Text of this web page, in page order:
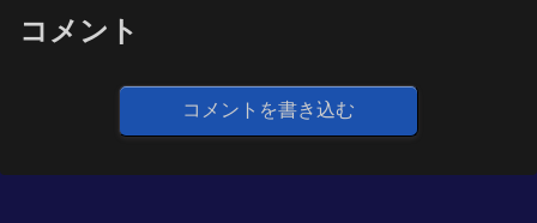
コメント
コメントを書き込む